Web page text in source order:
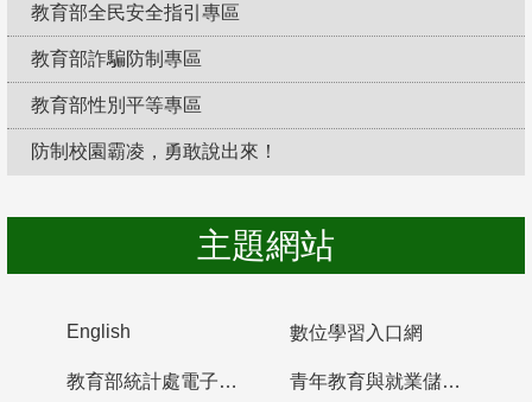
教育部全民安全指引專區
教育部詐騙防制專區
教育部性別平等專區
防制校園霸凌，勇敢說出來！
主題網站
English 數位學習入口網
教育部統計處電子書櫃 青年教育與就業儲蓄帳戶